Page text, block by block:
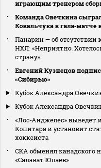
играющим тренером
Команда Овечкина
Ковальчука в
Панарин — об отсутствии
НХЛ: «Неприятно.
страну»
Евгений Кузнецов
«Сибирью»
Кубок Александра
Кубок Александра
«Лос‑Анджелес» выведет
Копитара и установит
хоккеиста
СКА обменял канадского
«Салават Юлаев»